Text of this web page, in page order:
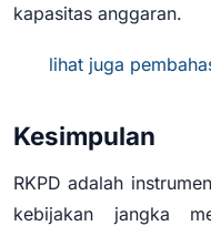
kapasitas anggaran.
lihat juga
Kesimpulan
RKPD adalah
kebijakan jangka